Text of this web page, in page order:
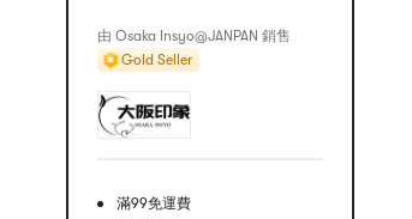
由 Osaka Insyo@JANPAN 銷售
Gold Seller
滿99免運費